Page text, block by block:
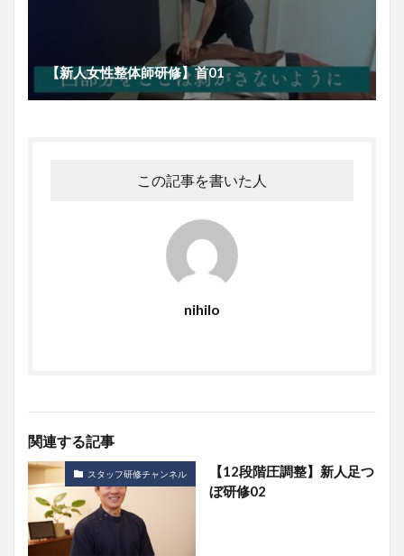
【新人女性整体師研修】首01
この記事を書いた人
nihilo
関連する記事
スタッフ研修チャンネル
【12段階圧調整】新人足つ
ぼ研修02